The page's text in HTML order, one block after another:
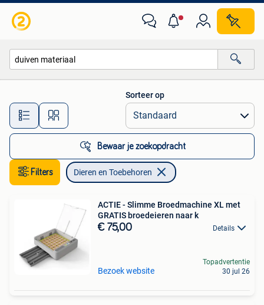
Alle afstanden…
Sorteer op
Bewaar je zoekopdracht
Filters Dieren en Toebehoren
ACTIE - Slimme Broedmachine XL met
GRATIS broedeieren naar k
€ 75,00 Details
Bezoek website
Topadvertentie
30 jul 26